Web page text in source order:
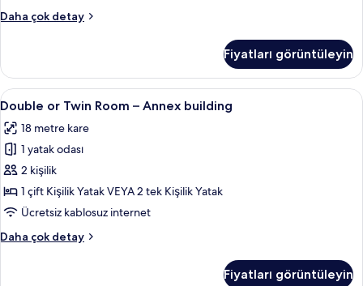
Manzaralı
fotoğrafları
görün
Daha çok detay
Standard
İki
Ayrı
Yataklı
Balkon,
Deniz
Manzaralı
hakkında
daha
fazla
detay
Fiyatları görüntüleyin
Double
or
Twin
Room
–
Annex
building
tüm
Double or Twin Room – Annex
6
Double or Twin Room – Annex building
18 metre kare
1 yatak odası
2 kişilik
1 çift Kişilik Yatak VEYA 2 tek Kişilik Yatak
Ücretsiz kablosuz internet
Daha çok detay
Double
Fiyatları görüntüleyin